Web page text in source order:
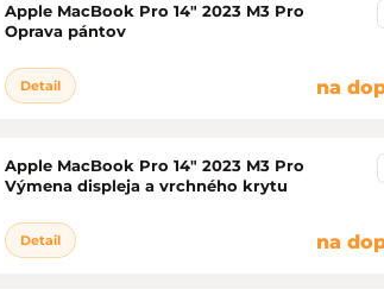
Apple MacBook Pro 14" 2023 M3 Pro
Oprava pántov
Detail na
Apple MacBook Pro 14" 2023 M3 Pro
Výmena displeja a vrchného krytu
Detail na